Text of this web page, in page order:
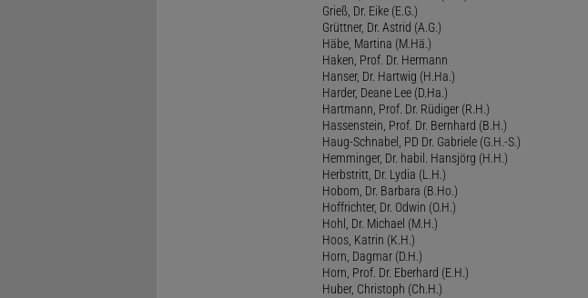
Grieß, Dr. Eike (E.G.)
Grüttner, Dr. Astrid (A.G.)
Häbe, Martina (M.Hä.)
Haken, Prof. Dr. Hermann
Hanser, Dr. Hartwig (H.Ha.)
Harder, Deane Lee (D.Ha.)
Hartmann, Prof. Dr. Rüdiger (R.H.)
Hassenstein, Prof. Dr. Bernhard (B.H.)
Haug-Schnabel, PD Dr. Gabriele (G.H.-S.)
Hemminger, Dr. habil. Hansjörg (H.H.)
Herbstritt, Dr. Lydia (L.H.)
Hobom, Dr. Barbara (B.Ho.)
Hoffrichter, Dr. Odwin (O.H.)
Hohl, Dr. Michael (M.H.)
Hoos, Katrin (K.H.)
Horn, Dagmar (D.H.)
Horn, Prof. Dr. Eberhard (E.H.)
Huber, Christoph (Ch.H.)